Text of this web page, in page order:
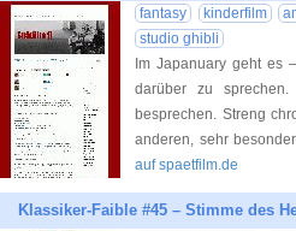
fantasy kinderfilm
studio ghibli
Im Japanuary geht es
darüber zu
besprechen. Streng
anderen, sehr
auf spaetfilm.de
Klassiker-Faible #45 – Stimme des